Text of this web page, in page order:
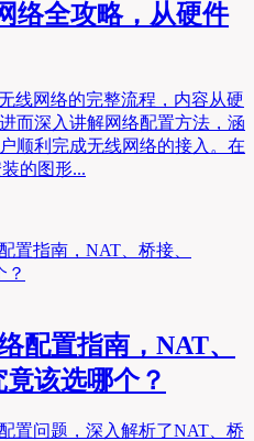
络全攻略，从硬件
线网络的完整流程，内容从硬
而深入讲解网络配置方法，涵
顺利完成无线网络的接入。在
的图形...
配置指南，NAT、
该选哪个？
置问题，深入解析了NAT、桥